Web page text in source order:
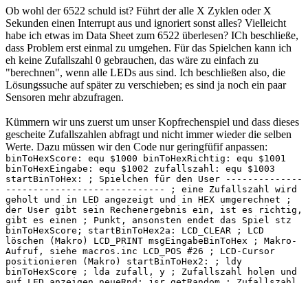
Ob wohl der 6522 schuld ist? Führt der alle X Zyklen oder X
Sekunden einen Interrupt aus und ignoriert sonst alles? Vielleicht
habe ich etwas im Data Sheet zum 6522 überlesen? ICh beschließe,
dass Problem erst einmal zu umgehen. Für das Spielchen kann ich
eh keine Zufallszahl 0 gebrauchen, das wäre zu einfach zu
"berechnen", wenn alle LEDs aus sind. Ich beschließen also, die
Lösungssuche auf später zu verschieben; es sind ja noch ein paar
Sensoren mehr abzufragen.
Kümmern wir uns zuerst um unser Kopfrechenspiel und dass dieses
gescheite Zufallszahlen abfragt und nicht immer wieder die selben
Werte. Dazu müssen wir den Code nur geringfüfif anpassen:
binToHexScore: equ $1000 binToHexRichtig: equ $1001
binToHexEingabe: equ $1002 zufallszahl: equ $1003
startBinToHex: ; Spielchen für den User --------------
----------------------------- ; eine Zufallszahl wird
geholt und in LED angezeigt und in HEX umgerechnet ;
der User gibt sein Rechenergebnis ein, ist es richtig,
gibt es einen ; Punkt, ansonsten endet das Spiel stz
binToHexScore; startBinToHex2a: LCD_CLEAR ; LCD
löschen (Makro) LCD_PRINT msgEingabeBinToHex ; Makro-
Aufruf, siehe macros.inc LCD_POS #26 ; LCD-Cursor
positionieren (Makro) startBinToHex2: ; ldy
binToHexScore ; lda zufall, y ; Zufallszahl holen und